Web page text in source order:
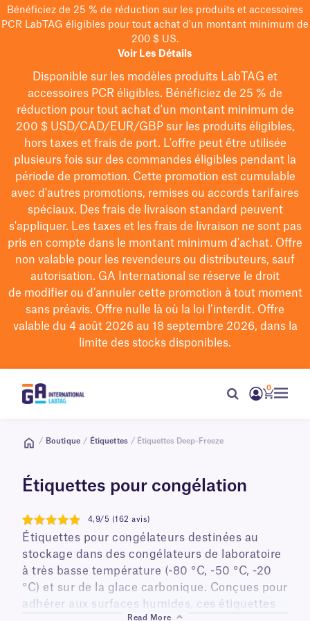
Bénéficiez de 25 % de réduction sur les produits et accessoires
PCR LabTAG éligibles pour tout achat d'un montant minimum de
200 $ US.
Voir Les Détails
Disponible sur les modèles produits LabTAG et
accessoires PCR éligibles. Bénéficiez de 25 % de
réduction pour tout achat d'un montant minimum de
200 $USD/CAD/EUR/GBPsur les produits éligibles,
hors taxes et frais de port. L'offre peut être utilisée
plusieurs fois sur des commandes éligibles pendant la
période de promotion. Cette promotion est cumulable
avec d'autres promotions, remises ou accords tarifaires
spéciaux. Des frais de livraison standard peuvent
s'appliquer. Les taxes et les frais de livraison ne sont pas
pris en compte dans le montant minimum d'achat. Offre
non valable pour les revendeurs ou distributeurs, sauf
autorisation. GA International se réserve le droit
de modifierou d’annuler cette promotion à tout moment
sans préavis. Offre nulle là où la loi l’interdit. Offre
valable du 4 août 2026 au 18 septembre 2026, dans la
limite des stocks disponibles.
0
/ Boutique / Étiquettes / Étiquettes Deep-Freeze
Étiquettes pour congélation
4.9
4,9/5 (162 avis)
Étiquettes pour congélateurs destinées au
stockage dans des congélateurs de laboratoire
à très basse température (-80 °C, -50 °C, -20
°C) et sur de la glace carbonique. Conçues pour
adhérer aux surfaces humides, ces étiquettes
Read More